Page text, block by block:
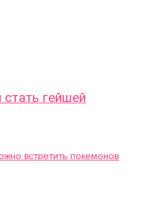
стать гейшей